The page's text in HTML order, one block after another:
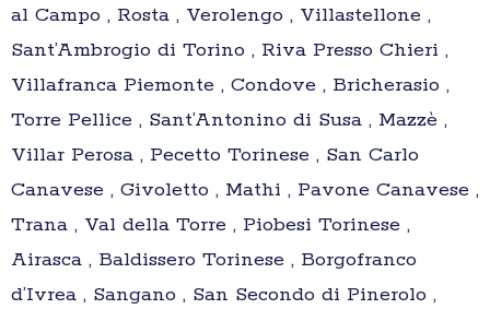
al Campo , Rosta , Verolengo , Villastellone ,
Sant’Ambrogio di Torino , Riva Presso Chieri ,
Villafranca Piemonte , Condove , Bricherasio ,
Torre Pellice , Sant’Antonino di Susa , Mazzè ,
Villar Perosa , Pecetto Torinese , San Carlo
Canavese , Givoletto , Mathi , Pavone Canavese ,
Trana , Val della Torre , Piobesi Torinese ,
Airasca , Baldissero Torinese , Borgofranco
d’Ivrea , Sangano , San Secondo di Pinerolo ,